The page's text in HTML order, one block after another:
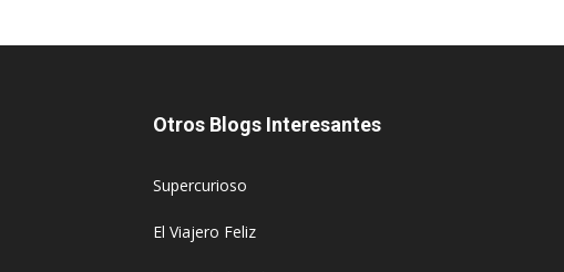
Otros Blogs Interesantes
Supercurioso
El Viajero Feliz